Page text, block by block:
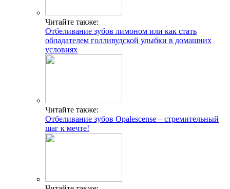
Читайте также:
Отбеливание зубов лимоном или как стать
обладателем голливудской улыбки в домашних
условиях
Читайте также:
Отбеливание зубов Opalescense – стремительный
шаг к мечте!